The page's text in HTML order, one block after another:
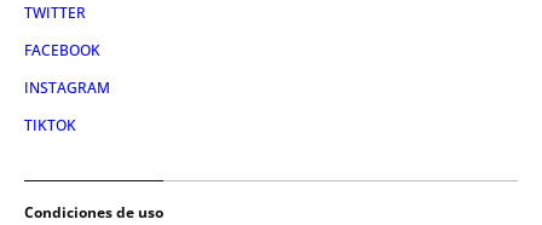
TWITTER
FACEBOOK
INSTAGRAM
TIKTOK
Condiciones de uso